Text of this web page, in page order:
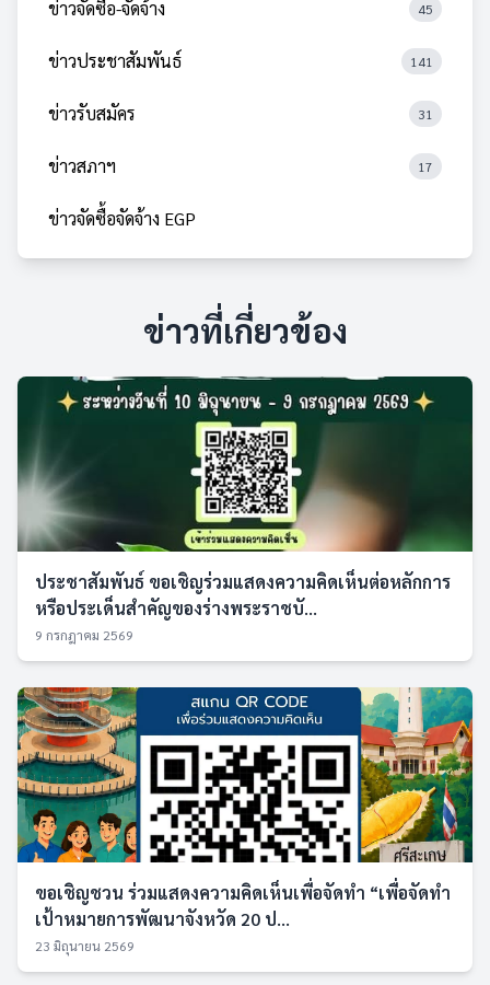
ข่าวจัดซื้อ-จัดจ้าง 45
ข่าวประชาสัมพันธ์ 141
ข่าวรับสมัคร 31
ข่าวสภาฯ 17
ข่าวจัดซื้อจัดจ้าง EGP
ข่าวที่เกี่ยวข้อง
ประชาสัมพันธ์ ขอเชิญร่วมแสดงความคิดเห็นต่อหลักการ
หรือประเด็นสำคัญของร่างพระราชบั...
9 กรกฎาคม 2569
ขอเชิญชวน ร่วมแสดงความคิดเห็นเพื่อจัดทำ “เพื่อจัดทำ
เป้าหมายการพัฒนาจังหวัด 20 ป...
23 มิถุนายน 2569